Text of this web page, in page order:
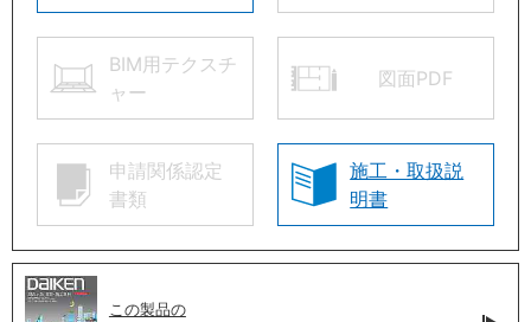
BIM用テクスチ
ャー
図面PDF
申請関係認定
書類
施工・取扱説
明書
この製品の